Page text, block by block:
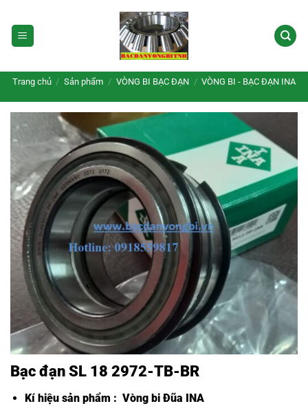
qua
nội
Trang chủ / Sản phẩm / VÒNG BI BẠC ĐẠN / VÒNG BI - BẠC ĐẠN INA
Bạc đạn SL 18 2972-TB-BR
Kí hiệu sản phẩm : Vòng bi Đũa INA